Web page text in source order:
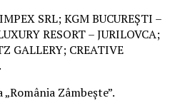
SRL; KGM BUCUREȘTI –
RESORT – JURILOVCA;
GALLERY; CREATIVE
„România Zâmbește”.